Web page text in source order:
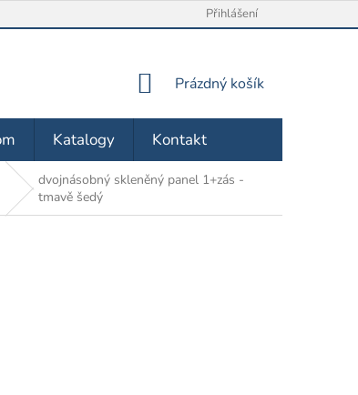
ZBOŽÍ OBCHODNÍ PODMÍNKY
Přihlášení
NÁKUPNÍ
Prázdný košík
Katalogy Kontakt
dvojnásobný skleněný panel 1+zás -
tmavě šedý